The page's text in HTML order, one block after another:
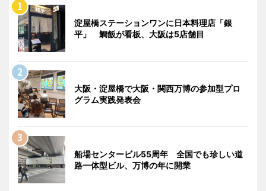
淀屋橋ステーションワンに日本料理店「銀
平」 鯛飯が看板、大阪は5店舗目
大阪・淀屋橋で大阪・関西万博の参加型プロ
グラム実践発表会
船場センタービル55周年 全国でも珍しい道
路一体型ビル、万博の年に開業